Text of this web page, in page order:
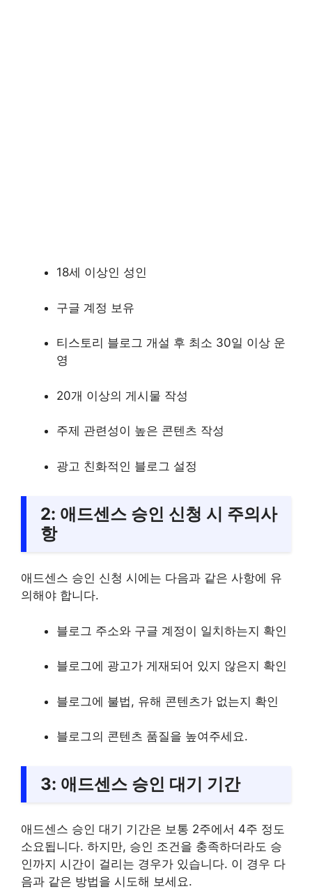
18세 이상인 성인
구글 계정 보유
티스토리 블로그 개설 후 최소 30일 이상 운
영
20개 이상의 게시물 작성
주제 관련성이 높은 콘텐츠 작성
광고 친화적인 블로그 설정
2: 애드센스 승인 신청 시 주의사
항
애드센스 승인 신청 시에는 다음과 같은 사항에 유
의해야 합니다.
블로그 주소와 구글 계정이 일치하는지 확인
블로그에 광고가 게재되어 있지 않은지 확인
블로그에 불법, 유해 콘텐츠가 없는지 확인
블로그의 콘텐츠 품질을 높여주세요.
3: 애드센스 승인 대기 기간
애드센스 승인 대기 기간은 보통 2주에서 4주 정도
소요됩니다. 하지만, 승인 조건을 충족하더라도 승
인까지 시간이 걸리는 경우가 있습니다. 이 경우 다
음과 같은 방법을 시도해 보세요.